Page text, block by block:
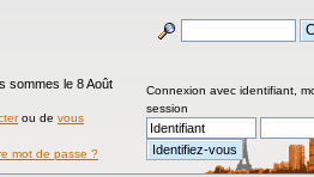
sommes le 8 Août
ou de vous
mot de passe ?
Connexion avec identifiant,
session